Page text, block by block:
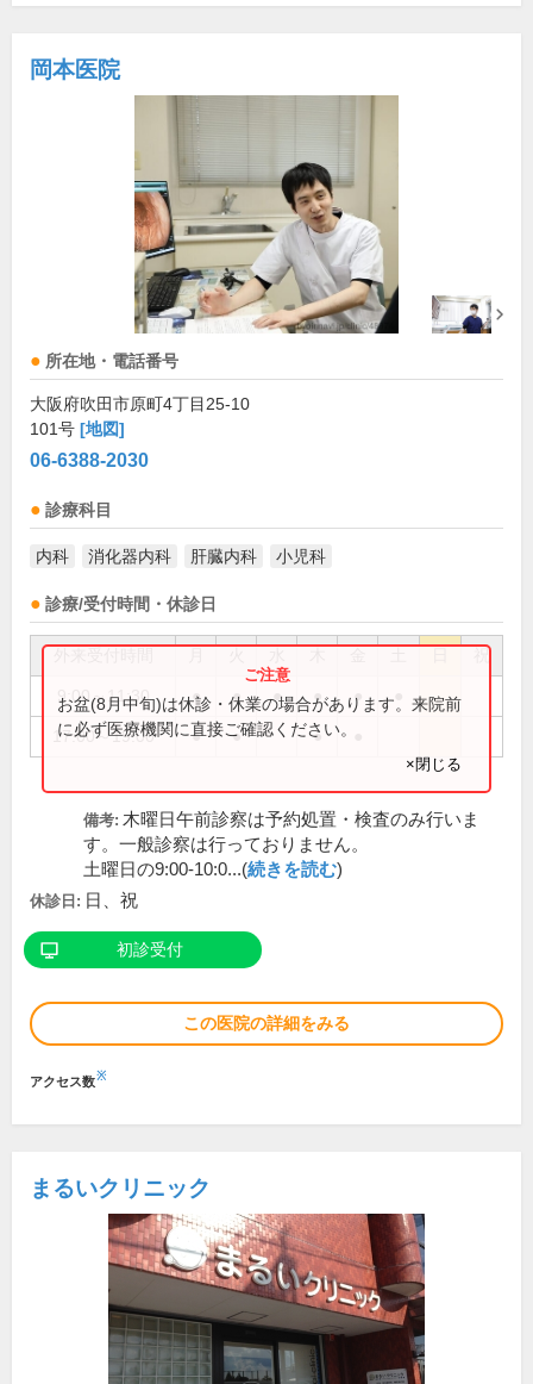
岡本医院
所在地・電話番号
大阪府吹田市原町4丁目25-10
101号 [地図]
06-6388-2030
診療科目
内科 消化器内科 肝臓内科 小児科
診療/受付時間・休診日
祝
9:00～11:30 ● ● ● ● ●
17:00～19:00 ● ● ●
お盆(8月中旬)は休診・休業の場合があります。来院前
に必ず医療機関に直接ご確認ください。
×閉じる
備考: 木曜日午前診察は予約処置・検査のみ行いま
す。一般診察は行っておりません。
土曜日の9:00-10:0...(続きを読む)
休診日: 日、祝
初診受付
この医院の詳細をみる
アクセス数※
まるいクリニック